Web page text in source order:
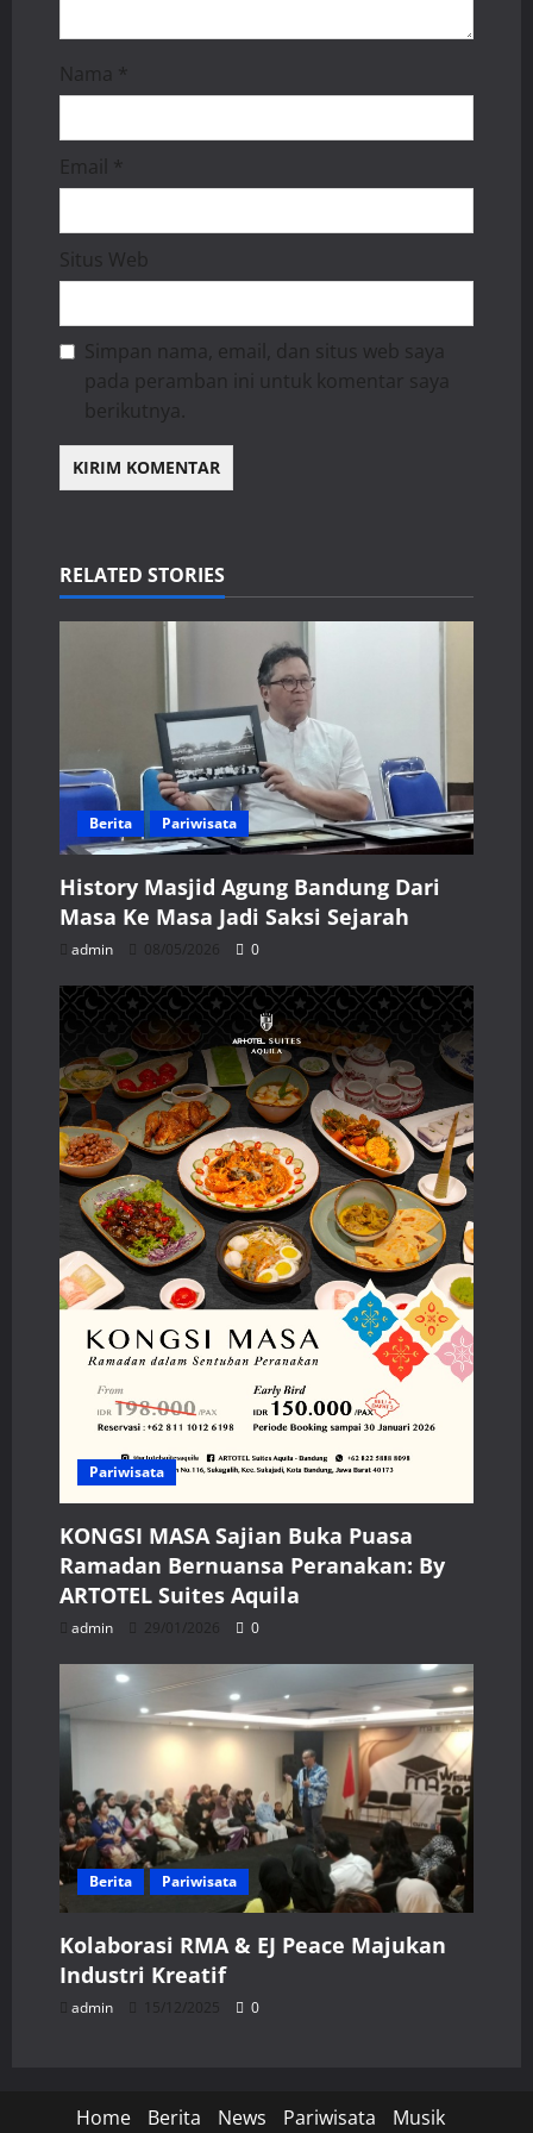
Nama *
Email *
Situs Web
Simpan nama, email, dan situs web saya
pada peramban ini untuk komentar saya
berikutnya.
RELATED STORIES
Berita Pariwisata
History Masjid Agung Bandung Dari
Masa Ke Masa Jadi Saksi Sejarah
admin 08/05/2026 0
Pariwisata
KONGSI MASA Sajian Buka Puasa
Ramadan Bernuansa Peranakan: By
ARTOTEL Suites Aquila
admin 29/01/2026 0
Berita Pariwisata
Kolaborasi RMA & EJ Peace Majukan
Industri Kreatif
admin 15/12/2025 0
Home Berita News Pariwisata Musik